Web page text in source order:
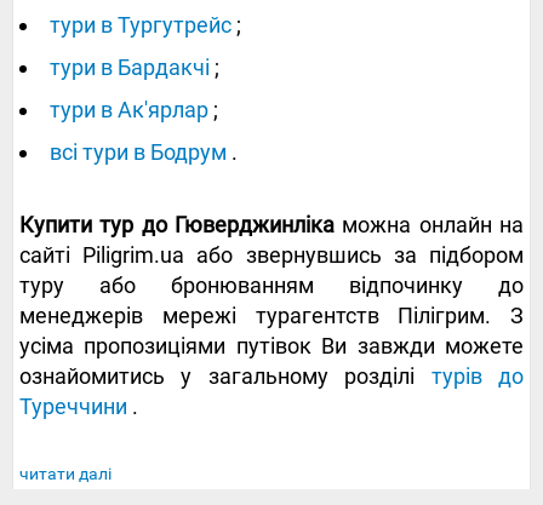
тури в Тургутрейс ;
тури в Бардакчі ;
тури в Ак'ярлар ;
всі тури в Бодрум .
Купити тур до Гюверджинліка можна онлайн на
сайті Piligrim.ua або звернувшись за підбором
туру або бронюванням відпочинку до
менеджерів мережі турагентств Пілігрим. З
усіма пропозиціями путівок Ви завжди можете
ознайомитись у загальному розділі турів до
Туреччини .
читати далі